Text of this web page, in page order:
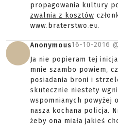
propagowania kultury
zwalnia z kosztów
www.braterstwo.eu.
Anonymous16-10-2016
Ja nie popieram tej
mnie szambo powiem,
posiadania broni i
skutecznie niestety
wspomnianych powyżej
nasza kochana policja.
żeby ona miała jakieś